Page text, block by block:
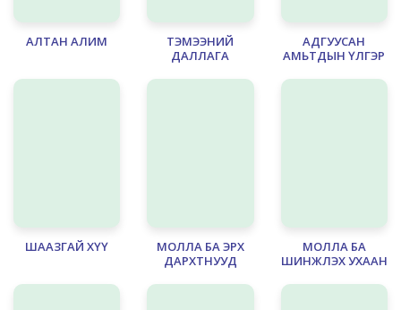
АЛТАН АЛИМ
ТЭМЭЭНИЙ
ДАЛЛАГА
АДГУУСАН
АМЬТДЫН ҮЛГЭР
ШААЗГАЙ ХҮҮ
МОЛЛА БА ЭРХ
ДАРХТНУУД
МОЛЛА БА
ШИНЖЛЭХ УХААН